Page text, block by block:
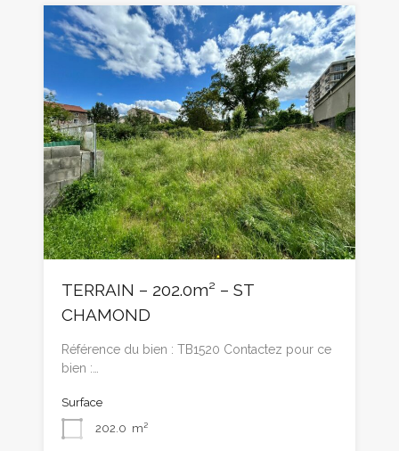
TERRAIN – 202.0m² – ST
CHAMOND
Référence du bien : TB1520 Contactez pour ce
bien :…
Surface
202.0 m²